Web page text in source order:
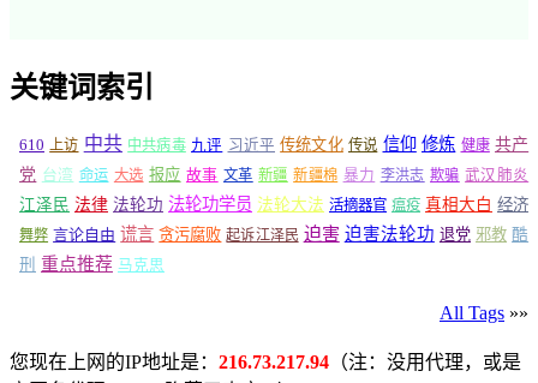
关键词索引
610 上访 中共 中共病毒 九评 习近平 传统文化 传说 信仰 修炼 健康 共产
党 台湾 命运 大选 报应 故事 文革 新疆 新疆棉 暴力 李洪志 欺骗 武汉肺炎
江泽民 法律 法轮功 法轮功学员 法轮大法 活摘器官 瘟疫 真相大白 经济
舞弊 言论自由 谎言 贪污腐败 起诉江泽民 迫害 迫害法轮功 退党 邪教 酷
刑 重点推荐 马克思
All Tags »»
您现在上网的IP地址是： 216.73.217.94 （注：没用代理，或是